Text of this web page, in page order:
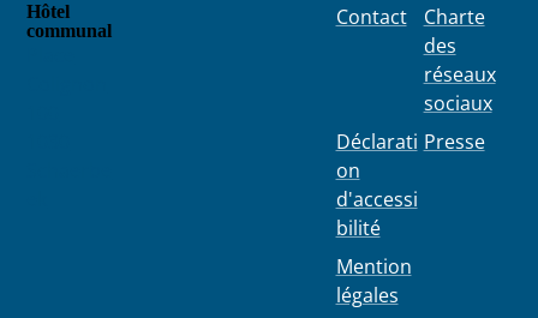
Hôtel
communal
Contact
Déclarati
on
d'accessi
bilité
Mention
légales
Charte
des
réseaux
sociaux
Presse